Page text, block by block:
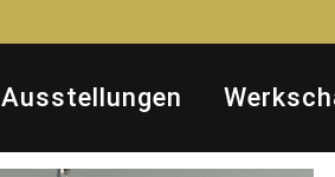
Ausstellungen